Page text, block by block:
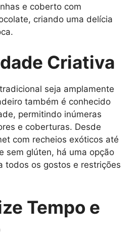
e coberto com
criando uma delícia
Criativa
seja amplamente
também é conhecido
permitindo inúmeras
e coberturas. Desde
com recheios exóticos até
sem glúten, há uma opção
todos os gostos e restrições
Tempo e